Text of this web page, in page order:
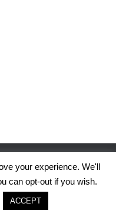
ThemeIsle
your experience. We'll
can opt-out if you wish.
ACCEPT